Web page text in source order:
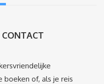
CONTACT
boeken of, als je reis